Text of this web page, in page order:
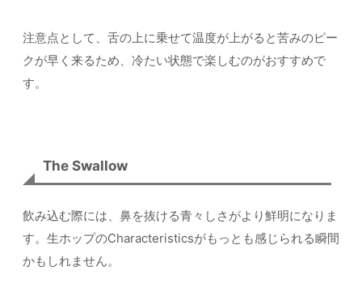
注意点として、舌の上に乗せて温度が上がると苦みのピー
クが早く来るため、冷たい状態で楽しむのがおすすめで
す。
The Swallow
飲み込む際には、鼻を抜ける青々しさがより鮮明になりま
す。生ホップのCharacteristicsがもっとも感じられる瞬間
かもしれません。